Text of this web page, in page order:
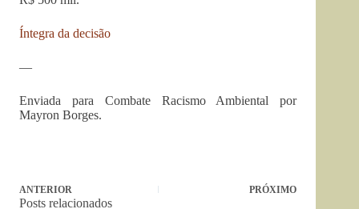
Íntegra da decisão
—
Enviada para Combate Racismo Ambiental por
Mayron Borges.
ANTERIOR PRÓXIMO
Posts relacionados